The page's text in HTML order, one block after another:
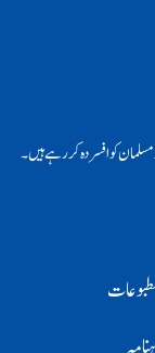
کو افسردہ کر رہے ہیں۔